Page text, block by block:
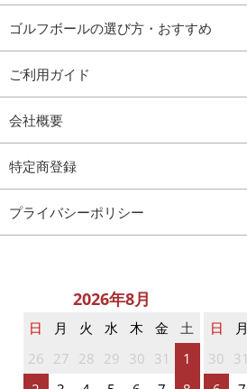
ゴルフボールの選び方・おすすめ
ご利用ガイド
会社概要
特定商登録
プライバシーポリシー
2026年8月
日 月 火 水 木 金
土
26 27 28 29 30 31
1
日 月
30 31